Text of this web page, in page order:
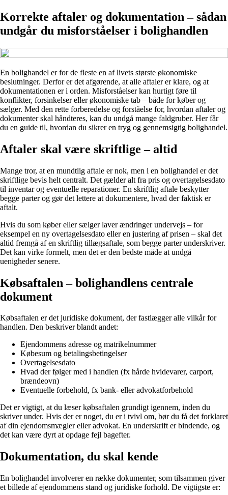
Korrekte aftaler og dokumentation – sådan
undgår du misforståelser i bolighandlen
En bolighandel er for de fleste en af livets største økonomiske
beslutninger. Derfor er det afgørende, at alle aftaler er klare, og at
dokumentationen er i orden. Misforståelser kan hurtigt føre til
konflikter, forsinkelser eller økonomiske tab – både for køber og
sælger. Med den rette forberedelse og forståelse for, hvordan aftaler og
dokumenter skal håndteres, kan du undgå mange faldgruber. Her får
du en guide til, hvordan du sikrer en tryg og gennemsigtig bolighandel.
Aftaler skal være skriftlige – altid
Mange tror, at en mundtlig aftale er nok, men i en bolighandel er det
skriftlige bevis helt centralt. Det gælder alt fra pris og overtagelsesdato
til inventar og eventuelle reparationer. En skriftlig aftale beskytter
begge parter og gør det lettere at dokumentere, hvad der faktisk er
aftalt.
Hvis du som køber eller sælger laver ændringer undervejs – for
eksempel en ny overtagelsesdato eller en justering af prisen – skal det
altid fremgå af en skriftlig tillægsaftale, som begge parter underskriver.
Det kan virke formelt, men det er den bedste måde at undgå
uenigheder senere.
Købsaftalen – bolighandlens centrale
dokument
Købsaftalen er det juridiske dokument, der fastlægger alle vilkår for
handlen. Den beskriver blandt andet:
Ejendommens adresse og matrikelnummer
Købesum og betalingsbetingelser
Overtagelsesdato
Hvad der følger med i handlen (fx hårde hvidevarer, carport,
brændeovn)
Eventuelle forbehold, fx bank- eller advokatforbehold
Det er vigtigt, at du læser købsaftalen grundigt igennem, inden du
skriver under. Hvis der er noget, du er i tvivl om, bør du få det forklaret
af din ejendomsmægler eller advokat. En underskrift er bindende, og
det kan være dyrt at opdage fejl bagefter.
Dokumentation, du skal kende
En bolighandel involverer en række dokumenter, som tilsammen giver
et billede af ejendommens stand og juridiske forhold. De vigtigste er: